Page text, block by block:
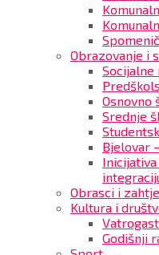
Obrazovanje i
Socijalne
Osnovno
Srednje
Bjelovar
Obrasci i
Kultura i
Godišnji